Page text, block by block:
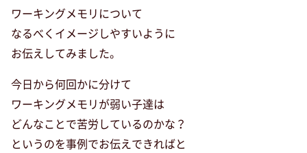
ワーキングメモリについて
なるべくイメージしやすいように
お伝えしてみました。
今日から何回かに分けて
ワーキングメモリが弱い子達は
どんなことで苦労しているのかな？
というのを事例でお伝えできればと